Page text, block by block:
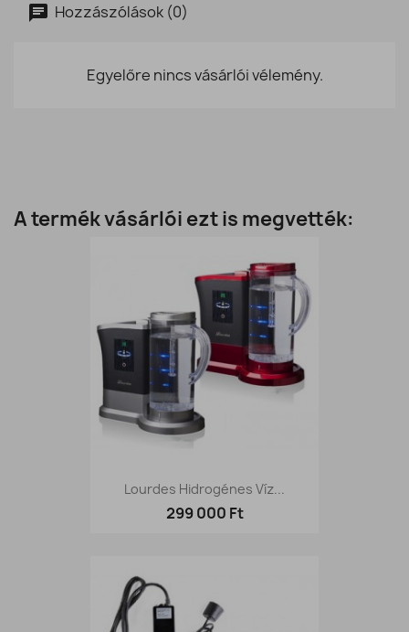
Hozzászólások (0)
Egyelőre nincs vásárlói vélemény.
A termék vásárlói ezt is megvették:
Lourdes Hidrogénes Víz...
299 000 Ft